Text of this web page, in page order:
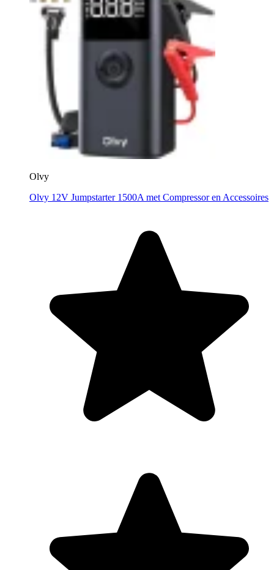
Olvy
Olvy 12V Jumpstarter 1500A met Compressor en Accessoires